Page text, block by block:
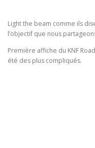
Light the beam comme ils
l’objectif que nous
Première affiche du KNF
été des plus compliqués.